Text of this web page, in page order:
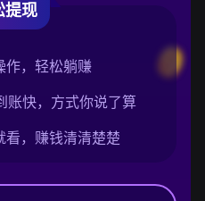
提现
作，轻松躺赚
账快，方式你说了算
看，赚钱清清楚楚